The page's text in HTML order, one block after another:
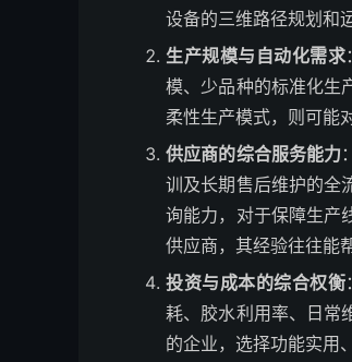
设备的三维路径规划和
生产规模与自动化需求
模、少品种的标准化生
柔性生产模式，则可能
供应商的综合服务能力
训及长期售后维护的全
询能力，对于保障生产
供应商，其经验往往能
投资与成本的综合权衡
耗、胶水利用率、日常
的企业，选择功能实用